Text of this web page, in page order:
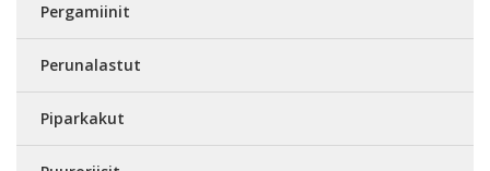
Pergamiinit
Perunalastut
Piparkakut